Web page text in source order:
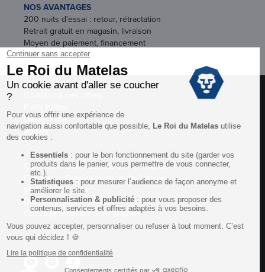
NOS AVANTAGES
200 nuits d'essai : retour, rétractation
Retrait gratuit en magasin, livraison
Moyen de paiement, financement
Garantie
Destockage
Soldes
Conditions Générales de vente magasin
Conditions Générales de vente internet
Mentions Légales
Données personnelles
Codes promo Le Roi du Matelas